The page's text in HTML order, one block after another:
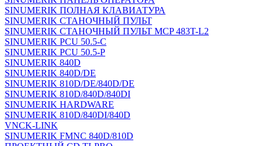
SINUMERIK ПОЛНАЯ КЛАВИАТУРА
SINUMERIK СТАНОЧНЫЙ ПУЛЬТ
SINUMERIK СТАНОЧНЫЙ ПУЛЬТ MCP 483T-L2
SINUMERIK PCU 50.5-C
SINUMERIK PCU 50.5-P
SINUMERIK 840D
SINUMERIK 840D/DE
SINUMERIK 810D/DE/840D/DE
SINUMERIK 810D/840D/840DI
SINUMERIK HARDWARE
SINUMERIK 810D/840DI/840D
VNCK-LINK
SINUMERIK FMNC 840D/810D